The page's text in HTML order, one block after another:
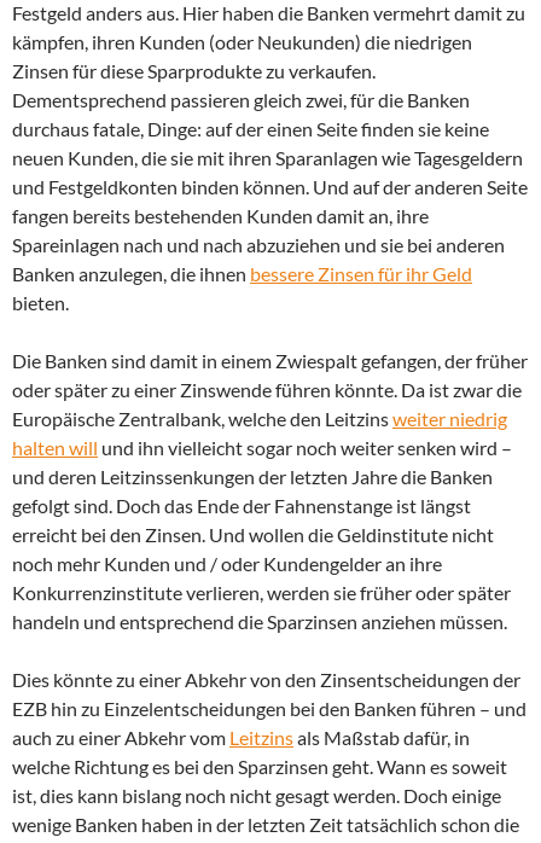
Festgeld anders aus. Hier haben die Banken vermehrt damit zu
kämpfen, ihren Kunden (oder Neukunden) die niedrigen
Zinsen für diese Sparprodukte zu verkaufen.
Dementsprechend passieren gleich zwei, für die Banken
durchaus fatale, Dinge: auf der einen Seite finden sie keine
neuen Kunden, die sie mit ihren Sparanlagen wie Tagesgeldern
und Festgeldkonten binden können. Und auf der anderen Seite
fangen bereits bestehenden Kunden damit an, ihre
Spareinlagen nach und nach abzuziehen und sie bei anderen
Banken anzulegen, die ihnen bessere Zinsen für ihr Geld
bieten.
Die Banken sind damit in einem Zwiespalt gefangen, der früher
oder später zu einer Zinswende führen könnte. Da ist zwar die
Europäische Zentralbank, welche den Leitzinsweiter niedrig
halten will und ihn vielleicht sogar noch weiter senken wird –
und deren Leitzinssenkungen der letzten Jahre die Banken
gefolgt sind. Doch das Ende der Fahnenstange ist längst
erreicht bei den Zinsen. Und wollen die Geldinstitute nicht
noch mehr Kunden und / oder Kundengelder an ihre
Konkurrenzinstitute verlieren, werden sie früher oder später
handeln und entsprechend die Sparzinsen anziehen müssen.
Dies könnte zu einer Abkehr von den Zinsentscheidungen der
EZB hin zu Einzelentscheidungen bei den Banken führen – und
auch zu einer Abkehr vom Leitzinsals Maßstab dafür, in
welche Richtung es bei den Sparzinsen geht. Wann es soweit
ist, dies kann bislang noch nicht gesagt werden. Doch einige
wenige Banken haben in der letzten Zeit tatsächlich schon die